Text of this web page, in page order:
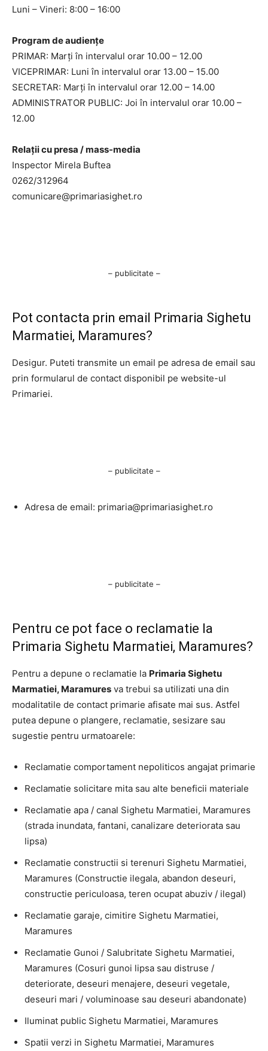
Luni – Vineri: 8:00 – 16:00
Program de audiențe
PRIMAR: Marți în intervalul orar 10.00 – 12.00
VICEPRIMAR: Luni în intervalul orar 13.00 – 15.00
SECRETAR: Marți în intervalul orar 12.00 – 14.00
ADMINISTRATOR PUBLIC: Joi în intervalul orar 10.00 –
12.00
Relații cu presa / mass-media
Inspector Mirela Buftea
0262/312964
comunicare@primariasighet.ro
– publicitate –
Pot contacta prin email Primaria Sighetu
Marmatiei, Maramures?
Desigur. Puteti transmite un email pe adresa de email sau
prin formularul de contact disponibil pe website-ul
Primariei.
– publicitate –
Adresa de email: primaria@primariasighet.ro
– publicitate –
Pentru ce pot face o reclamatie la
Primaria Sighetu Marmatiei, Maramures?
Pentru a depune o reclamatie la Primaria Sighetu
Marmatiei, Maramures va trebui sa utilizati una din
modalitatile de contact primarie afisate mai sus. Astfel
putea depune o plangere, reclamatie, sesizare sau
sugestie pentru urmatoarele:
Reclamatie comportament nepoliticos angajat primarie
Reclamatie solicitare mita sau alte beneficii materiale
Reclamatie apa / canal Sighetu Marmatiei, Maramures
(strada inundata, fantani, canalizare deteriorata sau
lipsa)
Reclamatie constructii si terenuri Sighetu Marmatiei,
Maramures (Constructie ilegala, abandon deseuri,
constructie periculoasa, teren ocupat abuziv / ilegal)
Reclamatie garaje, cimitire Sighetu Marmatiei,
Maramures
Reclamatie Gunoi / Salubritate Sighetu Marmatiei,
Maramures (Cosuri gunoi lipsa sau distruse /
deteriorate, deseuri menajere, deseuri vegetale,
deseuri mari / voluminoase sau deseuri abandonate)
Iluminat public Sighetu Marmatiei, Maramures
Spatii verzi in Sighetu Marmatiei, Maramures